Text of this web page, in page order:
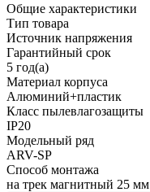
Общие характеристики
Тип товара
Источник напряжения
Гарантийный срок
5 год(а)
Материал корпуса
Алюминий+пластик
Класс пылевлагозащиты
IP20
Модельный ряд
ARV-SP
Способ монтажа
на трек магнитный 25 мм